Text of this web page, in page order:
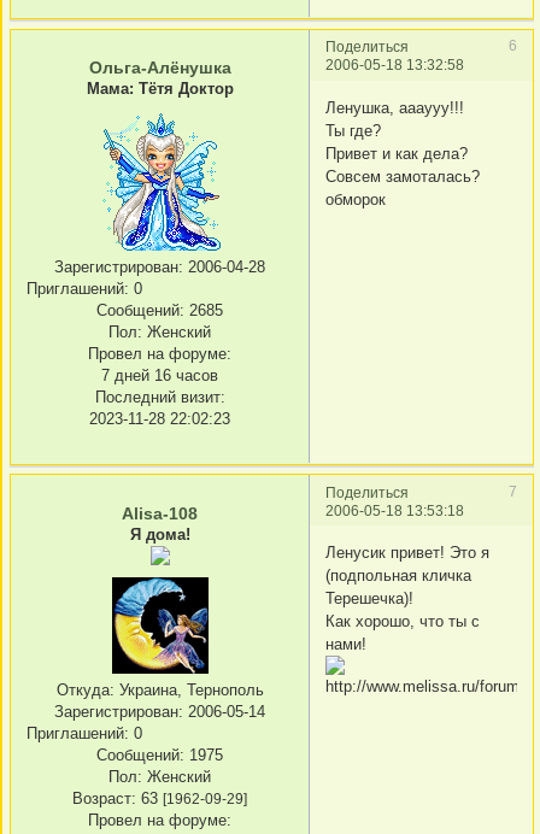
Поделиться
6
2006-05-18 13:32:58
Ольга-Алёнушка
Мама: Тётя Доктор
Зарегистрирован: 2006-04-28
Приглашений: 0
Сообщений: 2685
Пол: Женский
Провел на форуме:
7 дней 16 часов
Последний визит:
2023-11-28 22:02:23
Ленушка, аааууу!!!
Ты где?
Привет и как дела?
Совсем замоталась?
обморок
Поделиться
7
2006-05-18 13:53:18
Alisa-108
Я дома!
Откуда: Украина, Тернополь
Зарегистрирован: 2006-05-14
Приглашений: 0
Сообщений: 1975
Пол: Женский
Возраст: 63 [1962-09-29]
Провел на форуме:
Ленусик привет! Это я
(подпольная кличка
Терешечка)!
Как хорошо, что ты с
нами!